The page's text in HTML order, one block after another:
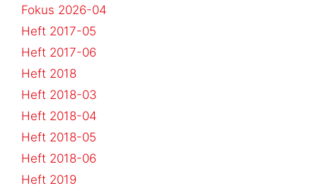
Fokus 2026-04
Heft 2017-05
Heft 2017-06
Heft 2018
Heft 2018-03
Heft 2018-04
Heft 2018-05
Heft 2018-06
Heft 2019